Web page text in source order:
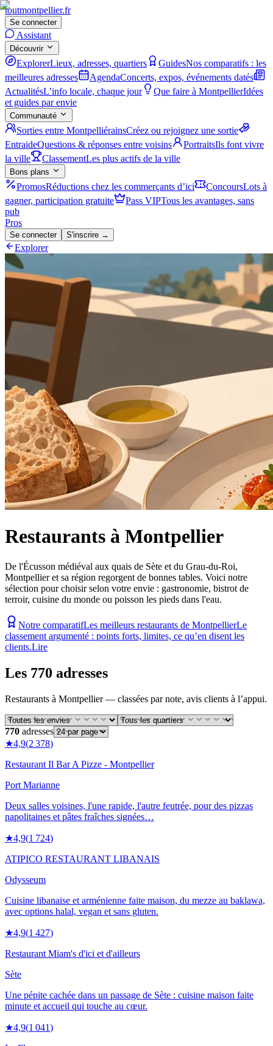
toutmontpellier.fr
Se connecter
Assistant
Découvrir
ExplorerLieux, adresses, quartiers GuidesNos comparatifs : les
meilleures adresses
AgendaConcerts, expos, événements datés
ActualitésL’info locale, chaque jour Que faire à MontpellierIdées
et guides par envie
Communauté
Sorties entre MontpelliérainsCréez ou rejoignez une sortie
EntraideQuestions & réponses entre voisins PortraitsIls font vivre
la ville
ClassementLes plus actifs de la ville
Bons plans
PromosRéductions chez les commerçants d’ici ConcoursLots à
gagner, participation gratuite
Pass VIPTous les avantages, sans
pub
Pros
Se connecter S'inscrire →
Explorer
Restaurants à Montpellier
De l'Écusson médiéval aux quais de Sète et du Grau-du-Roi,
Montpellier et sa région regorgent de bonnes tables. Voici notre
sélection pour choisir selon votre envie : gastronomie, bistrot de
terroir, cuisine du monde ou poisson les pieds dans l'eau.
Notre comparatifLes meilleurs restaurants de MontpellierLe
classement argumenté : points forts, limites, ce qu’en disent les
clients.Lire
Les 770 adresses
Restaurants à Montpellier— classées par note, avis clients à l’appui.
770 adresses
★4,9(2 378)
Restaurant Il Bar A Pizze - Montpellier
Port Marianne
Deux salles voisines, l'une rapide, l'autre feutrée, pour des pizzas
napolitaines et pâtes fraîches signées…
★4,9(1 724)
ATIPICO RESTAURANT LIBANAIS
Odysseum
Cuisine libanaise et arménienne faite maison, du mezze au baklawa,
avec options halal, vegan et sans gluten.
★4,9(1 427)
Restaurant Miam's d'ici et d'ailleurs
Sète
Une pépite cachée dans un passage de Sète : cuisine maison faite
minute et accueil qui touche au cœur.
★4,9(1 041)